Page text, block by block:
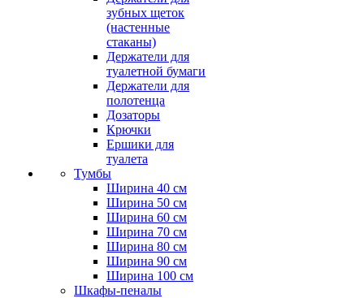
зубных щеток
(настенные
стаканы)
Держатели для
туалетной бумаги
Держатели для
полотенца
Дозаторы
Крючки
Ершики для
туалета
Тумбы
Ширина 40 см
Ширина 50 см
Ширина 60 см
Ширина 70 см
Ширина 80 см
Ширина 90 см
Ширина 100 см
Шкафы-пеналы